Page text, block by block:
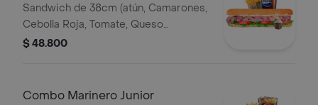
Sandwich de 38cm (atún, Camarones,
Cebolla Roja, Tomate, Queso
Mozzareila, Lechuga y Salsa de Ajo)
$ 48.800
Combo Marinero Junior